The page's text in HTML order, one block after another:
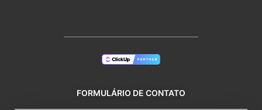
FORMULÁRIO DE CONTATO